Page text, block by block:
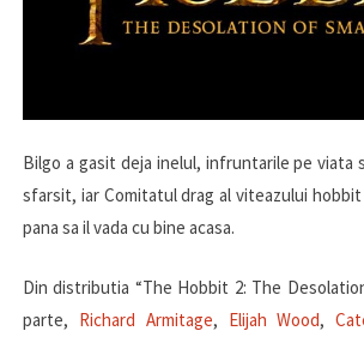
Bilgo a gasit deja inelul, infruntarile pe viata
sfarsit, iar Comitatul drag al viteazului
pana sa il vada cu bine acasa.
Din distributia “The Hobbit 2: The
parte, Richard Armitage, Elijah Wood,